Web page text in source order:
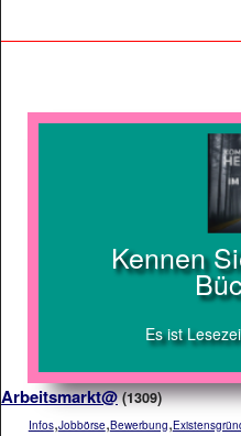
Kennen
Es ist
Arbeitsmarkt@ (1309)
Infos,Jobbörse,Bewerbung,